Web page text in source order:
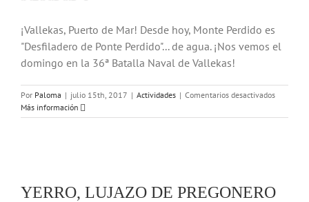
¡Vallekas, Puerto de Mar! Desde hoy, Monte Perdido es
"Desfiladero de Ponte Perdido"... de agua. ¡Nos vemos el
domingo en la 36ª Batalla Naval de Vallekas!
Por Paloma | julio 15th, 2017 | Actividades | Comentarios desactivadosen
DE
Más información
YERRO, LUJAZO DE PREGONERO